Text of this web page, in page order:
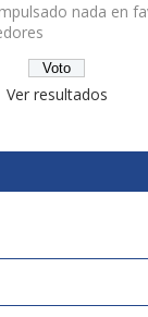
nada en
Ver resultados